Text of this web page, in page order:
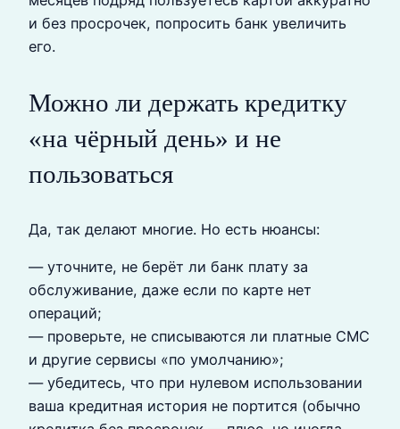
и без просрочек, попросить банк увеличить
его.
Можно ли держать кредитку
«на чёрный день» и не
пользоваться
Да, так делают многие. Но есть нюансы:
— уточните, не берёт ли банк плату за
обслуживание, даже если по карте нет
операций;
— проверьте, не списываются ли платные СМС
и другие сервисы «по умолчанию»;
— убедитесь, что при нулевом использовании
ваша кредитная история не портится (обычно